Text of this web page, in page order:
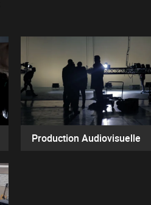
Production Audiovisuelle